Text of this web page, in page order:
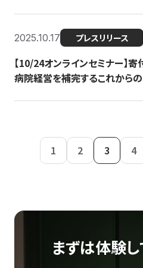
2025.10.17 プレスリリース
【10/24オンラインセミナー】
病院経営を補完するこれからの
1 2 3 4
まずは体験し